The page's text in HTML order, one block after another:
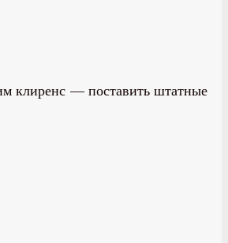
клиренс — поставить штатные